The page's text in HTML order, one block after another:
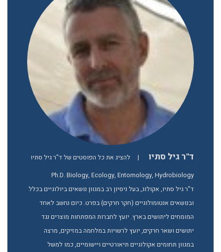
ד"ר גיל סתיו |
להציג את כל הפוסטים של ד"ר גיל סתיו
Ph.D. Biology, Ecology, Entomology, Hydrobiology
ד"ר גיל סתיו, אקולוג, בעל ניסיון רב במגוון נושאים ביולוגיים בכלל
ובנושאים אנטומולוגיים (חקר חרקים) בפרט. כיום נחשב לאחד
המומחים ליתושים בארץ. יועץ לחברות המפתחות מוצרים נגד
יתושים ושאר חרקים, יועץ לרשויות במלחמה במזיקים, מרצה
במגוון תחומים אקולוגיים תיאורטיים ויישומיים, כמו למשל